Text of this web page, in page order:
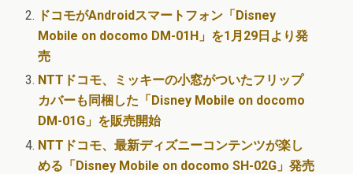
ドコモがAndroidスマートフォン「Disney
Mobile on docomo DM-01H」を1月29日より発
売
NTTドコモ、ミッキーの小窓がついたフリップ
カバーも同梱した「Disney Mobile on docomo
DM-01G」を販売開始
NTTドコモ、最新ディズニーコンテンツが楽し
める「Disney Mobile on docomo SH-02G」発売